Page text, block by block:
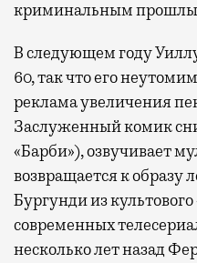
криминальным
В следующем году
60, так что его
реклама увеличения
Заслуженный комик
«Барби»), озвучивает
возвращается к образу
Бургунди из
современных
несколько лет назад